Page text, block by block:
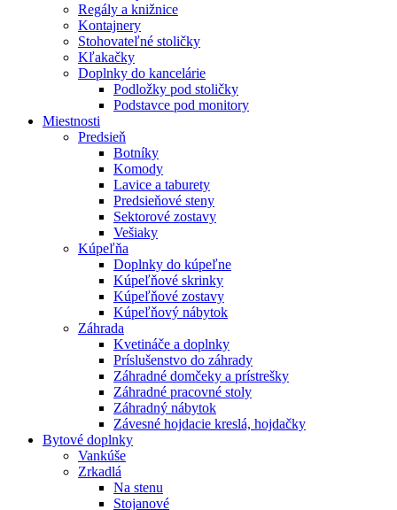
Regály a knižnice
Kontajnery
Stohovateľné stoličky
Kľakačky
Doplnky do kancelárie
Podložky pod stoličky
Podstavce pod monitory
Miestnosti
Predsieň
Botníky
Komody
Lavice a taburety
Predsieňové steny
Sektorové zostavy
Vešiaky
Kúpeľňa
Doplnky do kúpeľne
Kúpeľňové skrinky
Kúpeľňové zostavy
Kúpeľňový nábytok
Záhrada
Kvetináče a doplnky
Príslušenstvo do záhrady
Záhradné domčeky a prístrešky
Záhradné pracovné stoly
Záhradný nábytok
Závesné hojdacie kreslá, hojdačky
Bytové doplnky
Vankúše
Zrkadlá
Na stenu
Stojanové